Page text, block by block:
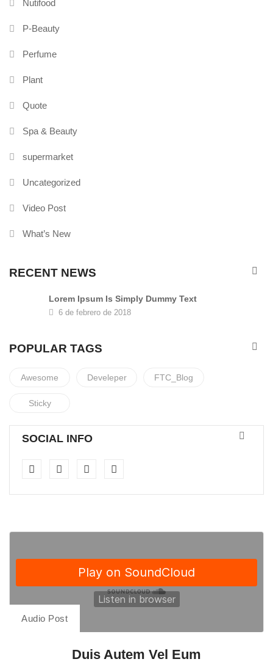
Nutifood
P-Beauty
Perfume
Plant
Quote
Spa & Beauty
supermarket
Uncategorized
Video Post
What’s New
RECENT NEWS
Lorem Ipsum Is Simply Dummy Text
6 de febrero de 2018
POPULAR TAGS
Awesome Develeper FTC_Blog
Sticky
SOCIAL INFO
Audio Post
Duis Autem Vel Eum